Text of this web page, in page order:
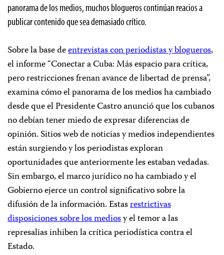
panorama de los medios, muchos blogueros continúan reacios a
publicar contenido que sea demasiado crítico.
Sobre la base deentrevistas con periodistas y blogueros,
el informe “Conectar a Cuba: Más espacio para crítica,
pero restricciones frenan avance de libertad de prensa”,
examina cómo el panorama de los medios ha cambiado
desde que el Presidente Castro anunció que los cubanos
no debían tener miedo de expresar diferencias de
opinión. Sitios web de noticias y medios independientes
están surgiendo y los periodistas exploran
oportunidades que anteriormente les estaban vedadas.
Sin embargo, el marco jurídico no ha cambiado y el
Gobierno ejerce un control significativo sobre la
difusión de la información. Estasrestrictivas
disposiciones sobre los mediosy el temor a las
represalias inhiben la crítica periodística contra el
Estado.